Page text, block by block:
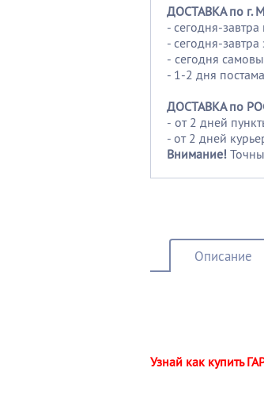
ДОСТАВКА по г.
- сегодня-
- сегодня-
- сегодня
- 1-2 дня
ДОСТАВКА по
- от 2 дней
- от 2 дней
Внимание!
Описание
Узнай как купить